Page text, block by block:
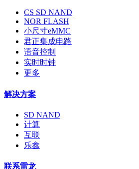
CS SD NAND
NOR FLASH
小尺寸eMMC
君正集成电路
语音控制
实时时钟
更多
解决方案
SD NAND
计算
互联
乐鑫
联系雷龙